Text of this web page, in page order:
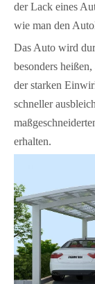
der Lack eines
wie man den
Das Auto wird
besonders
der starken
schneller
erhalten.